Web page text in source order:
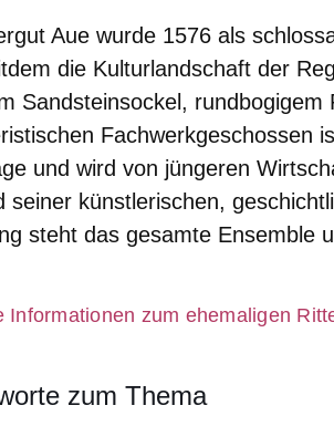
Aue wurde 1576 als
die Kulturlandschaft der
Sandsteinsockel, rundbogigem
Fachwerkgeschossen
und wird von jüngeren
seiner künstlerischen,
steht das gesamte Ensemble
Informationen zum ehemaligen
in einem neuen Fenster
zum Thema